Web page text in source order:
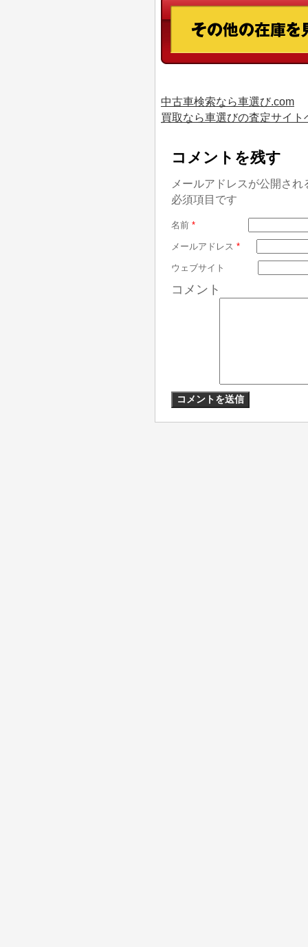
中古車検索なら車選び.com
買取なら車選びの査定サイト
コメントを残す
メールアドレスが公開さ
必須項目です
名前 *
メールアドレス *
ウェブサイト
コメント